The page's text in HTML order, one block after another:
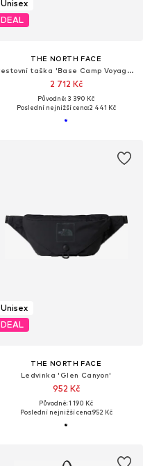
Unisex
DEAL
THE NORTH FACE
Cestovní taška 'Base Camp Voyager'
2 712 Kč
Původně: 3 390 Kč
Poslední nejnižší cena:2 441 Kč
Unisex
DEAL
THE NORTH FACE
Ledvinka 'Glen Canyon'
952 Kč
Původně: 1 190 Kč
Poslední nejnižší cena:952 Kč